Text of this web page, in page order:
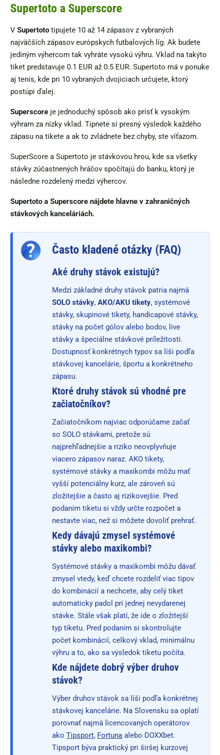
Supertoto a Superscore
V Supertoto tipujete 10 až 14 zápasov z vybraných
najväčších zápasov európskych futbalových líg. Ak budete
jediným výhercom tak vyhráte vysokú výhru. Vklad na takýto
tiket predstavuje 0.1 EUR až 0.5 EUR. Supertoto má v ponuke
aj tenis, kde pri 10 vybraných dvojiciach určujete, ktorý
postúpi ďalej.
Superscore je jednoduchý spôsob ako prísť k vysokým
výhram za nízky vklad. Tipnete si presný výsledok každého
zápasu na tikete a ak to zvládnete bez chyby, ste víťazom.
SuperScore a Supertoto je stávkovou hrou, kde sa všetky
stávky zúčastnených hráčov spočítajú do banku, ktorý je
následne rozdelený medzi výhercov.
Supertoto a Superscore nájdete hlavne v zahraničných
stávkových kanceláriách.
Často kladené otázky (FAQ)
Aké druhy stávok existujú?
Medzi základné druhy stávok patria najmä
SOLO stávky, AKO/AKU tikety, systémové
stávky, skupinové tikety, handicapové stávky,
stávky na počet gólov alebo bodov, live
stávky a špeciálne stávkové príležitosti.
Dostupnosť konkrétnych typov sa líši podľa
stávkovej kancelárie, športu a konkrétneho
zápasu.
Ktoré druhy stávok sú vhodné pre
začiatočníkov?
Začiatočníkom najviac odporúčame začať
so SOLO stávkami, pretože sú
najprehľadnejšie a riziko neovplyvňuje
viacero zápasov naraz. AKO tikety,
systémové stávky a maxikombi môžu mať
vyšší potenciálny kurz, ale zároveň sú
zložitejšie a často aj rizikovejšie. Pred
podaním tiketu si vždy určte rozpočet a
nestavte viac, než si môžete dovoliť prehrať.
Kedy dávajú zmysel systémové
stávky alebo maxikombi?
Systémové stávky a maxikombi môžu dávať
zmysel vtedy, keď chcete rozdeliť viac tipov
do kombinácií a nechcete, aby celý tiket
automaticky padol pri jednej nevydarenej
stávke. Stále však platí, že ide o zložitejší
typ tiketu. Pred podaním si skontrolujte
počet kombinácií, celkový vklad, minimálnu
výhru a to, ako sa výsledok tiketu počíta.
Kde nájdete dobrý výber druhov
stávok?
Výber druhov stávok sa líši podľa konkrétnej
stávkovej kancelárie. Na Slovensku sa oplatí
porovnať najmä licencovaných operátorov
ako Tipsport, Fortuna alebo DOXXbet.
Tipsport býva praktický pri širšej kurzovej